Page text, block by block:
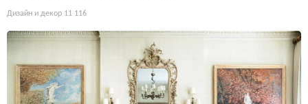
Дизайн и декор 11 116